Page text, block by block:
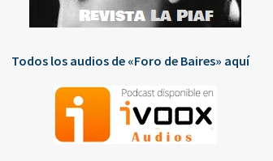
Todos los audios de «Foro de Baires» aquí